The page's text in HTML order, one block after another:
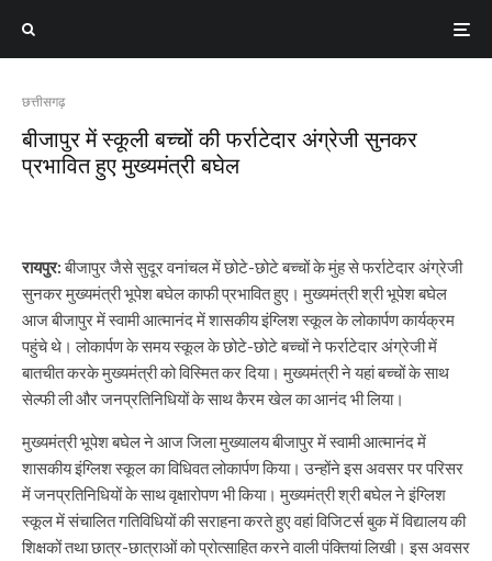
छत्तीसगढ़
बीजापुर में स्कूली बच्चों की फर्राटेदार अंग्रेजी सुनकर
प्रभावित हुए मुख्यमंत्री बघेल
रायपुर:बीजापुर जैसे सुदूर वनांचल में छोटे-छोटे बच्चों के मुंह से फर्राटेदार अंग्रेजी
सुनकर मुख्यमंत्री भूपेश बघेल काफी प्रभावित हुए। मुख्यमंत्री श्री भूपेश बघेल
आज बीजापुर में स्वामी आत्मानंद में शासकीय इंग्लिश स्कूल के लोकार्पण कार्यक्रम
पहुंचे थे। लोकार्पण के समय स्कूल के छोटे-छोटे बच्चों ने फर्राटेदार अंग्रेजी में
बातचीत करके मुख्यमंत्री को विस्मित कर दिया। मुख्यमंत्री ने यहां बच्चों के साथ
सेल्फी ली और जनप्रतिनिधियों के साथ कैरम खेल का आनंद भी लिया।
मुख्यमंत्री भूपेश बघेल ने आज जिला मुख्यालय बीजापुर में स्वामी आत्मानंद में
शासकीय इंग्लिश स्कूल का विधिवत लोकार्पण किया। उन्होंने इस अवसर पर परिसर
में जनप्रतिनिधियों के साथ वृक्षारोपण भी किया। मुख्यमंत्री श्री बघेल ने इंग्लिश
स्कूल में संचालित गतिविधियों की सराहना करते हुए वहां विजिटर्स बुक में विद्यालय की
शिक्षकों तथा छात्र-छात्राओं को प्रोत्साहित करने वाली पंक्तियां लिखी। इस अवसर